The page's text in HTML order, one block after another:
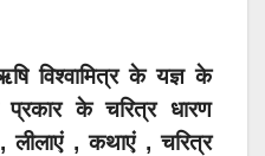
विश्वामित्र के यज्ञ के
प्रकार के चरित्र धारण
, कथाएं , चरित्र